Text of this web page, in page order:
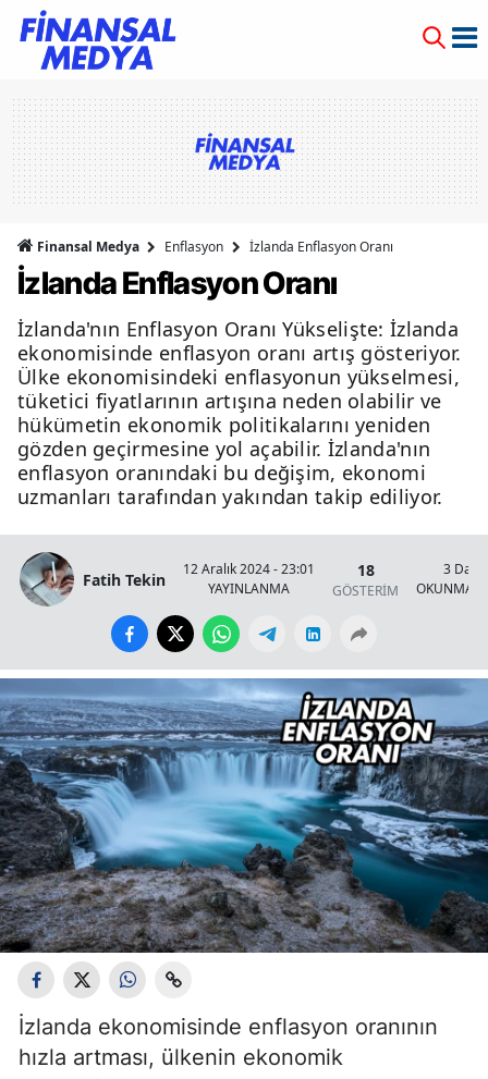
Finansal Medya Enflasyon İzlanda Enflasyon Oranı
İzlanda Enflasyon Oranı
İzlanda'nın Enflasyon Oranı Yükselişte: İzlanda
ekonomisinde enflasyon oranı artış gösteriyor.
Ülke ekonomisindeki enflasyonun yükselmesi,
tüketici fiyatlarının artışına neden olabilir ve
hükümetin ekonomik politikalarını yeniden
gözden geçirmesine yol açabilir. İzlanda'nın
enflasyon oranındaki bu değişim, ekonomi
uzmanları tarafından yakından takip ediliyor.
Fatih Tekin
12 Aralık 2024 - 23:01
YAYINLANMA
18
GÖSTERİM
3
OKUNMA
İzlanda ekonomisinde enflasyon oranının
hızla artması, ülkenin ekonomik